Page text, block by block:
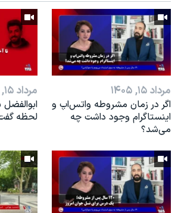
نرگس محمدی برنده جایزه نوبل صلح
همایش محافظه‌کاران آمریکا «سی‌پک»
صفحه‌های ویژه
سفر پرزیدنت ترامپ به چینمرداد ۱۵, ۱۴۰۵
اگر در زمان مشروطه واتس‌اپ و
اینستاگرام وجود داشت چه
مى‌شد؟
مرداد ۱۵, ۱۴۰۵
لحظه